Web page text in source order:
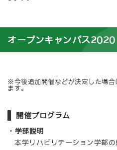
オープンキャンパス2020
※今後追加開催などが決定した場合
ます。
開催プログラム
学部説明
本学リハビリテーション学部